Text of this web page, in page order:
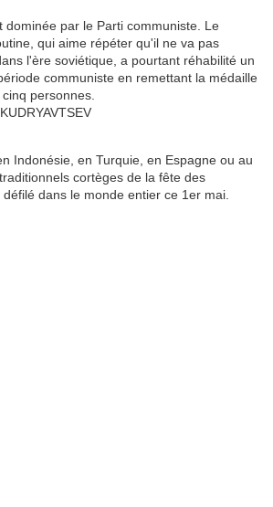
dominée par le Parti communiste. Le
qui aime répéter qu'il ne va pas
l'ère soviétique, a pourtant réhabilité un
communiste en remettant la médaille
personnes.